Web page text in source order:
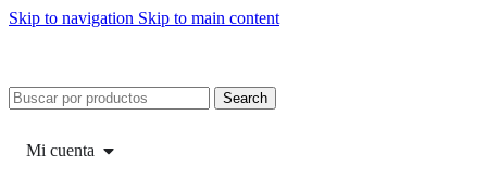
Skip to navigation Skip to main content
Search
Mi cuenta